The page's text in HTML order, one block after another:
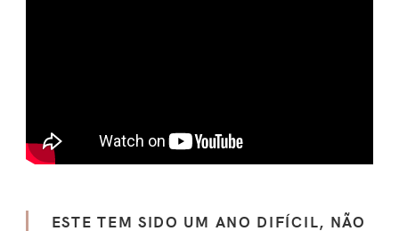
ESTE TEM SIDO UM ANO DIFÍCIL, NÃO